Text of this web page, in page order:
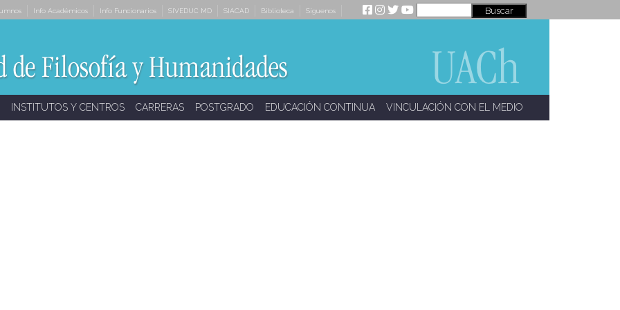
Info Académicos Info Funcionarios SIVEDUC MD SIACAD Biblioteca Síguenos
INSTITUTOS Y CENTROS CARRERAS POSTGRADO EDUCACIÓN CONTINUA VINCULACIÓN CON EL MEDIO